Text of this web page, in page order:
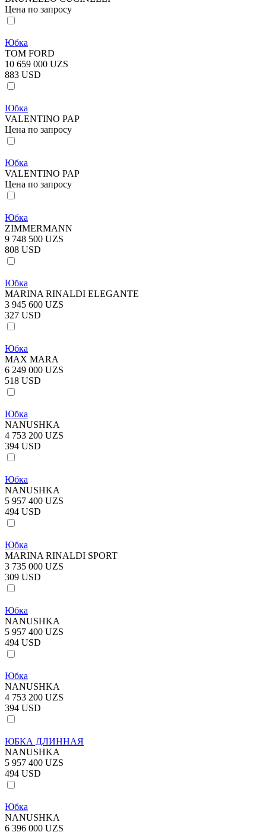
Цена по запросу
Юбка
TOM FORD
10 659 000 UZS
883 USD
Юбка
VALENTINO PAP
Цена по запросу
Юбка
VALENTINO PAP
Цена по запросу
Юбка
ZIMMERMANN
9 748 500 UZS
808 USD
Юбка
MARINA RINALDI ELEGANTE
3 945 600 UZS
327 USD
Юбка
MAX MARA
6 249 000 UZS
518 USD
Юбка
NANUSHKA
4 753 200 UZS
394 USD
Юбка
NANUSHKA
5 957 400 UZS
494 USD
Юбка
MARINA RINALDI SPORT
3 735 000 UZS
309 USD
Юбка
NANUSHKA
5 957 400 UZS
494 USD
Юбка
NANUSHKA
4 753 200 UZS
394 USD
ЮБКА ДЛИННАЯ
NANUSHKA
5 957 400 UZS
494 USD
Юбка
NANUSHKA
6 396 000 UZS